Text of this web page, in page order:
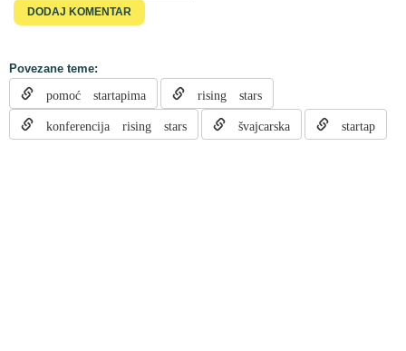
Povezane teme:
pomoć startapima rising stars
konferencija rising stars švajcarska startap